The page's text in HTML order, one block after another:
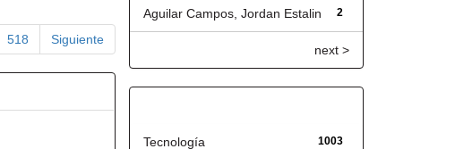
518 Siguiente
2
Aguilar Campos, Jordan Estalin
next >
1003
Tecnología